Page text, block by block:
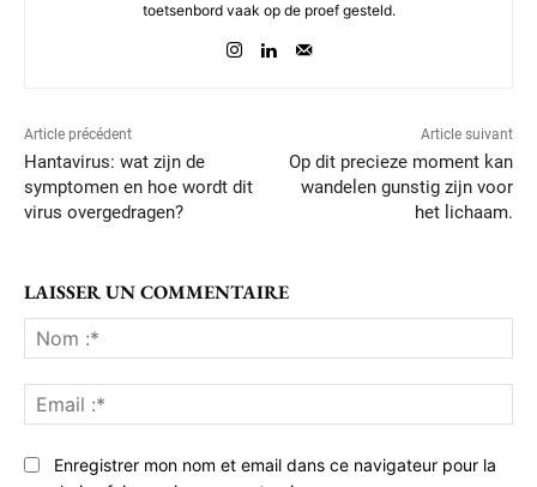
toetsenbord vaak op de proef gesteld.
Article précédent
Hantavirus: wat zijn de
symptomen en hoe wordt dit
virus overgedragen?
Article suivant
Op dit precieze moment kan
wandelen gunstig zijn voor
het lichaam.
LAISSER UN COMMENTAIRE
:*
:*
Enregistrer mon nom et email dans ce navigateur pour la